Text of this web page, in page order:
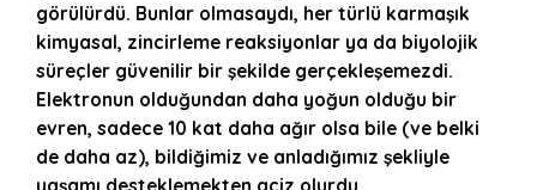
görülürdü. Bunlar olmasaydı, her türlü karmaşık
kimyasal, zincirleme reaksiyonlar ya da biyolojik
süreçler güvenilir bir şekilde gerçekleşemezdi.
Elektronun olduğundan daha yoğun olduğu bir
evren, sadece 10 kat daha ağır olsa bile (ve belki
de daha az), bildiğimiz ve anladığımız şekliyle